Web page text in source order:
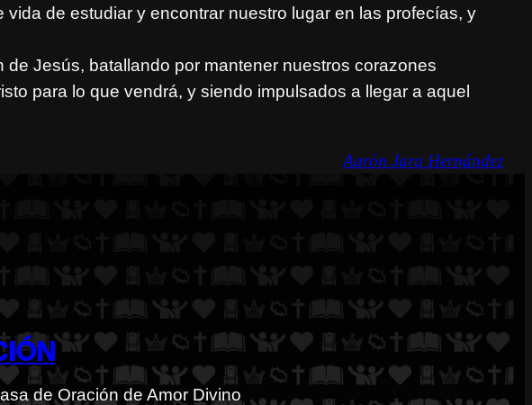
de estudiar y encontrar nuestro lugar en las profecías, y
Jesús, batallando por mantener nuestros corazones
para lo que vendrá, y siendo impulsados a llegar a aquel
Aarón Jara Hernández
de Oración de Amor Divino